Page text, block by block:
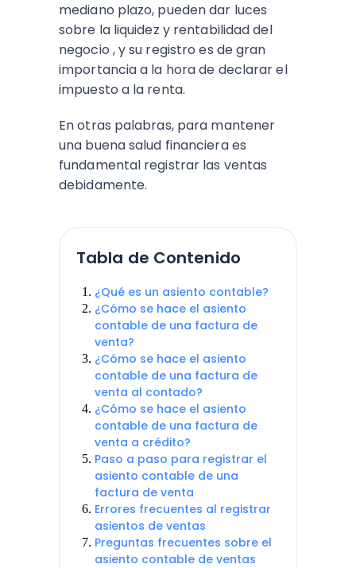
mediano plazo, pueden dar luces
sobre la liquidez y rentabilidad del
negocio , y su registro es de gran
importancia a la hora de declarar el
impuesto a la renta.
En otras palabras, para mantener
una buena salud financiera es
fundamental registrar las ventas
debidamente.
Tabla de Contenido
¿Qué es un asiento contable?
¿Cómo se hace el asiento
contable de una factura de
venta?
¿Cómo se hace el asiento
contable de una factura de
venta al contado?
¿Cómo se hace el asiento
contable de una factura de
venta a crédito?
Paso a paso para registrar el
asiento contable de una
factura de venta
Errores frecuentes al registrar
asientos de ventas
Preguntas frecuentes sobre el
asiento contable de ventas